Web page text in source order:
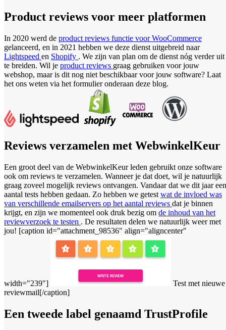
Product reviews voor meer platformen
In 2020 werd de product reviews functie voor WooCommerce
gelanceerd, en in 2021 hebben we deze dienst uitgebreid naar
Lightspeed en Shopify . We zijn van plan om de dienst nóg verder uit
te breiden. Wil je product reviews graag gebruiken voor jouw
webshop, maar is dit nog niet beschikbaar voor jouw software? Laat
het ons weten via het formulier onderaan deze blog.
Reviews verzamelen met WebwinkelKeur
Een groot deel van de WebwinkelKeur leden gebruikt onze software
ook om reviews te verzamelen. Wanneer je dat doet, wil je natuurlijk
graag zoveel mogelijk reviews ontvangen. Vandaar dat we dit jaar een
aantal tests hebben gedaan. Zo hebben we getest wat de invloed was
van verschillende emailservers op het aantal reviews dat je binnen
krijgt, en zijn we momenteel ook druk bezig om de inhoud van het
reviewverzoek te testen . De resultaten delen we natuurlijk weer met
jou! [caption id="attachment_98536" align="aligncenter"
width="239"]
Test met nieuwe
reviewmail[/caption]
Een tweede label genaamd TrustProfile